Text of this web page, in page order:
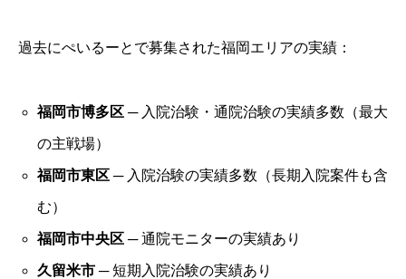
過去にぺいるーとで募集された福岡エリアの実績：
福岡市博多区─ 入院治験・通院治験の実績多数（最大
の主戦場）
福岡市東区─ 入院治験の実績多数（長期入院案件も含
む）
福岡市中央区─ 通院モニターの実績あり
久留米市─ 短期入院治験の実績あり